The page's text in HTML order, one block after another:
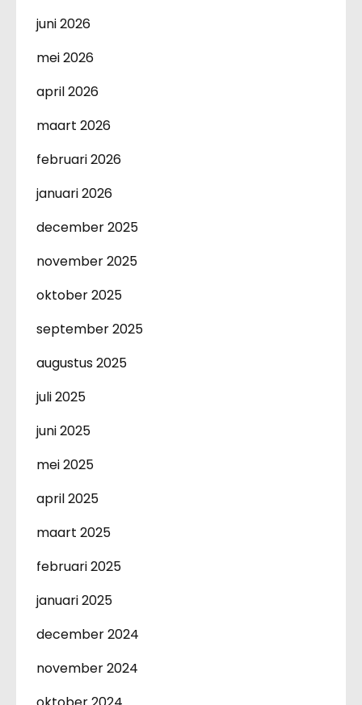
juni 2026
mei 2026
april 2026
maart 2026
februari 2026
januari 2026
december 2025
november 2025
oktober 2025
september 2025
augustus 2025
juli 2025
juni 2025
mei 2025
april 2025
maart 2025
februari 2025
januari 2025
december 2024
november 2024